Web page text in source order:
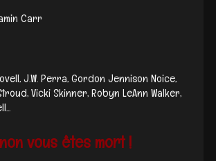
Carr
J.W. Perra, Gordon Jennison Noice,
Vicki Skinner, Robyn LeAnn Walker,
vous êtes mort !